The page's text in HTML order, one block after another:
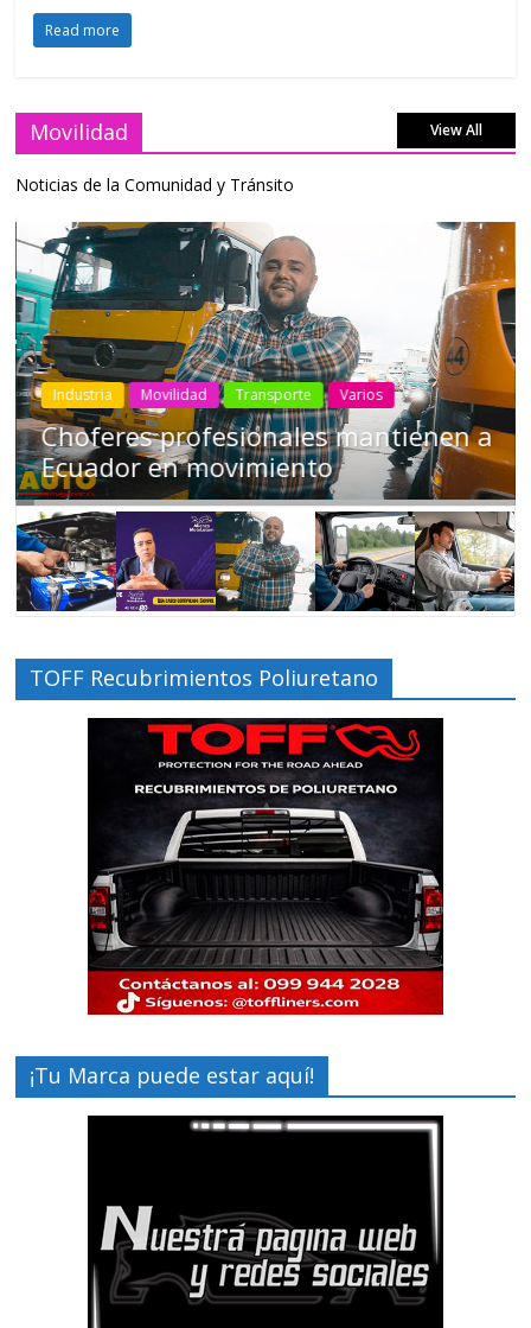
Read more
Movilidad View All
Noticias de la Comunidad y Tránsito
Industria Movilidad Transporte Varios
Choferes profesionales mantienen a
Ecuador en movimiento
TOFF Recubrimientos Poliuretano
¡Tu Marca puede estar aquí!